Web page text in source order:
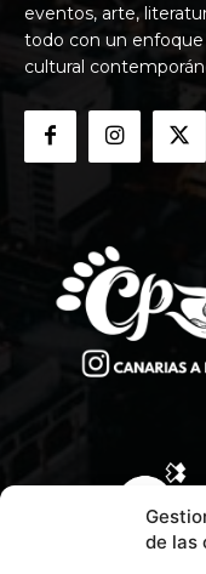
de las
eventos, arte,
todo con un enfoque
cultural